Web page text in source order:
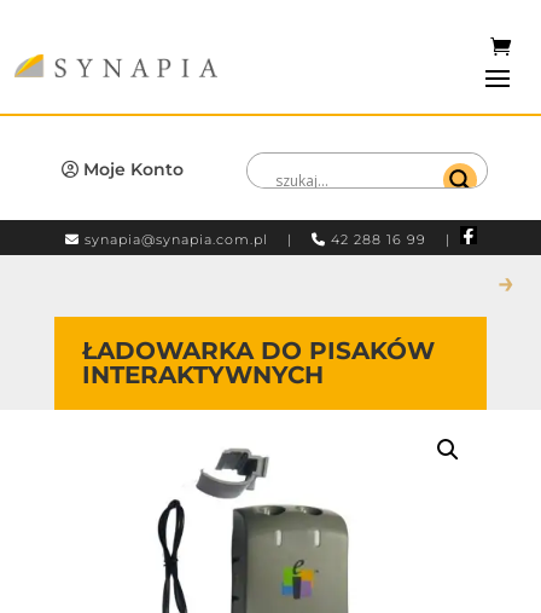
Moje Konto
synapia@synapia.com.pl | 42 288 16 99 |
→
ŁADOWARKA DO PISAKÓW
INTERAKTYWNYCH